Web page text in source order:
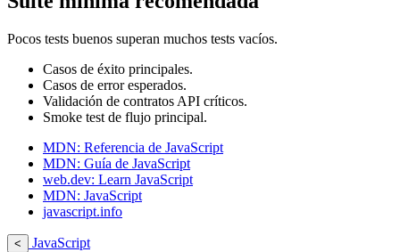
Pocos tests buenos superan muchos tests vacíos.
Casos de éxito principales.
Casos de error esperados.
Validación de contratos API críticos.
Smoke test de flujo principal.
MDN: Referencia de JavaScript
MDN: Guía de JavaScript
web.dev: Learn JavaScript
MDN: JavaScript
javascript.info
<
JavaScript